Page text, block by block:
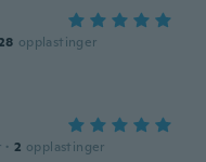
opplastinger
· 2 opplastinger